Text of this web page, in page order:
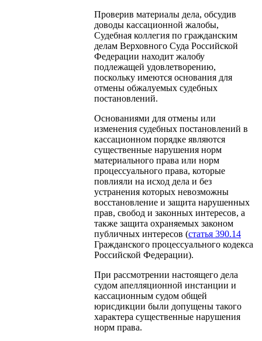
Проверив материалы дела, обсудив
доводы кассационной жалобы,
Судебная коллегия по гражданским
делам Верховного Суда Российской
Федерации находит жалобу
подлежащей удовлетворению,
поскольку имеются основания для
отмены обжалуемых судебных
постановлений.
Основаниями для отмены или
изменения судебных постановлений в
кассационном порядке являются
существенные нарушения норм
материального права или норм
процессуального права, которые
повлияли на исход дела и без
устранения которых невозможны
восстановление и защита нарушенных
прав, свобод и законных интересов, а
также защита охраняемых законом
публичных интересов (статья 390.14
Гражданского процессуального кодекса
Российской Федерации).
При рассмотрении настоящего дела
судом апелляционной инстанции и
кассационным судом общей
юрисдикции были допущены такого
характера существенные нарушения
норм права.